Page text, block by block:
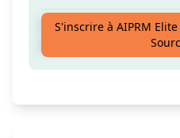
Une belle femme
S'inscrire à AIPRM